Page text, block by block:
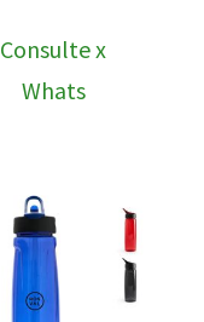
Consulte x
Whats